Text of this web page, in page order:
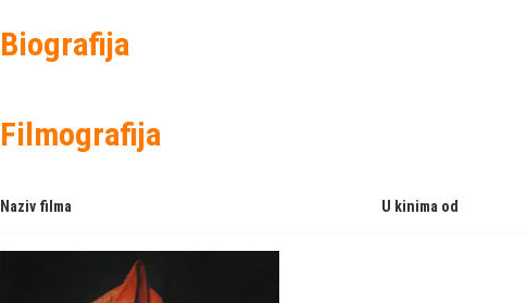
Biografija
Filmografija
Naziv filma U kinima od